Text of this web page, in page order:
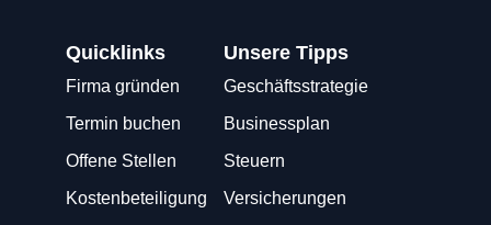
Quicklinks
Firma gründen
Termin buchen
Offene Stellen
Kostenbeteiligung
Unsere Tipps
Geschäftsstrategie
Businessplan
Steuern
Versicherungen